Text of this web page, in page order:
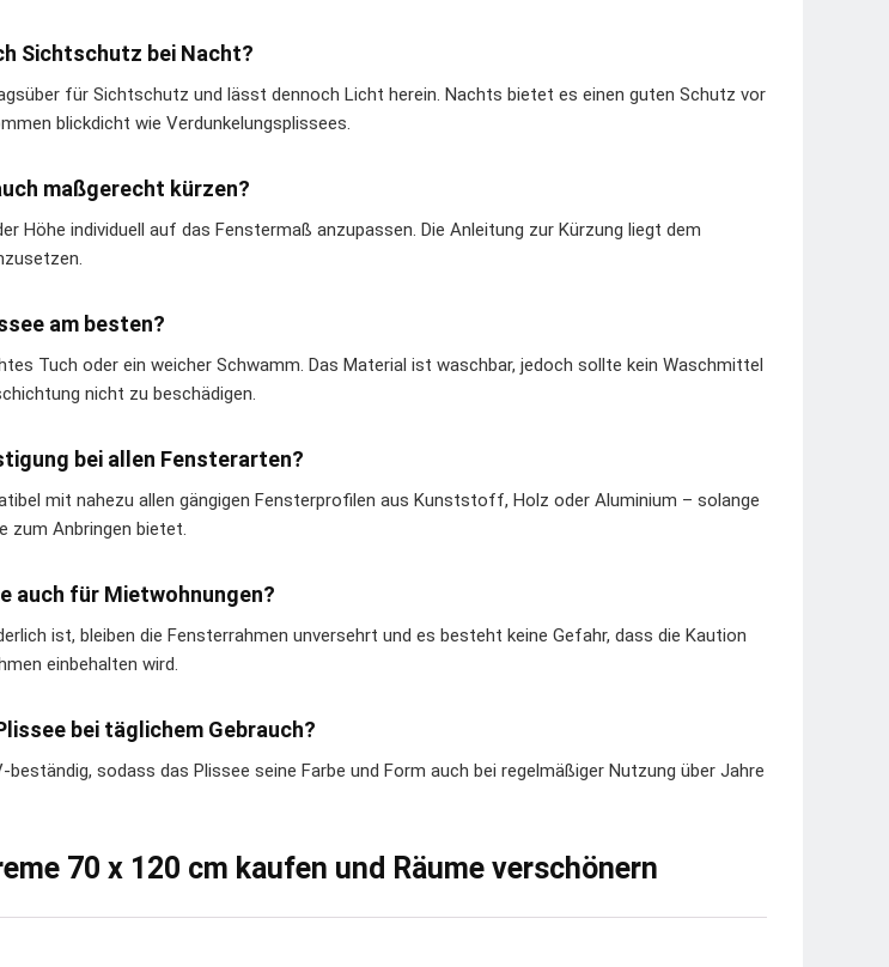
Sichtschutz bei Nacht?
für Sichtschutz und lässt dennoch Licht herein. Nachts bietet es einen guten Schutz vor
blickdicht wie Verdunkelungsplissees.
maßgerecht kürzen?
Höhe individuell auf das Fenstermaß anzupassen. Die Anleitung zur Kürzung liegt dem
am besten?
Tuch oder ein weicher Schwamm. Das Material ist waschbar, jedoch sollte kein Waschmittel
nicht zu beschädigen.
bei allen Fensterarten?
mit nahezu allen gängigen Fensterprofilen aus Kunststoff, Holz oder Aluminium – solange
zum Anbringen bietet.
auch für Mietwohnungen?
ist, bleiben die Fensterrahmen unversehrt und es besteht keine Gefahr, dass die Kaution
einbehalten wird.
bei täglichem Gebrauch?
sodass das Plissee seine Farbe und Form auch bei regelmäßiger Nutzung über Jahre
70 x 120 cm kaufen und Räume verschönern